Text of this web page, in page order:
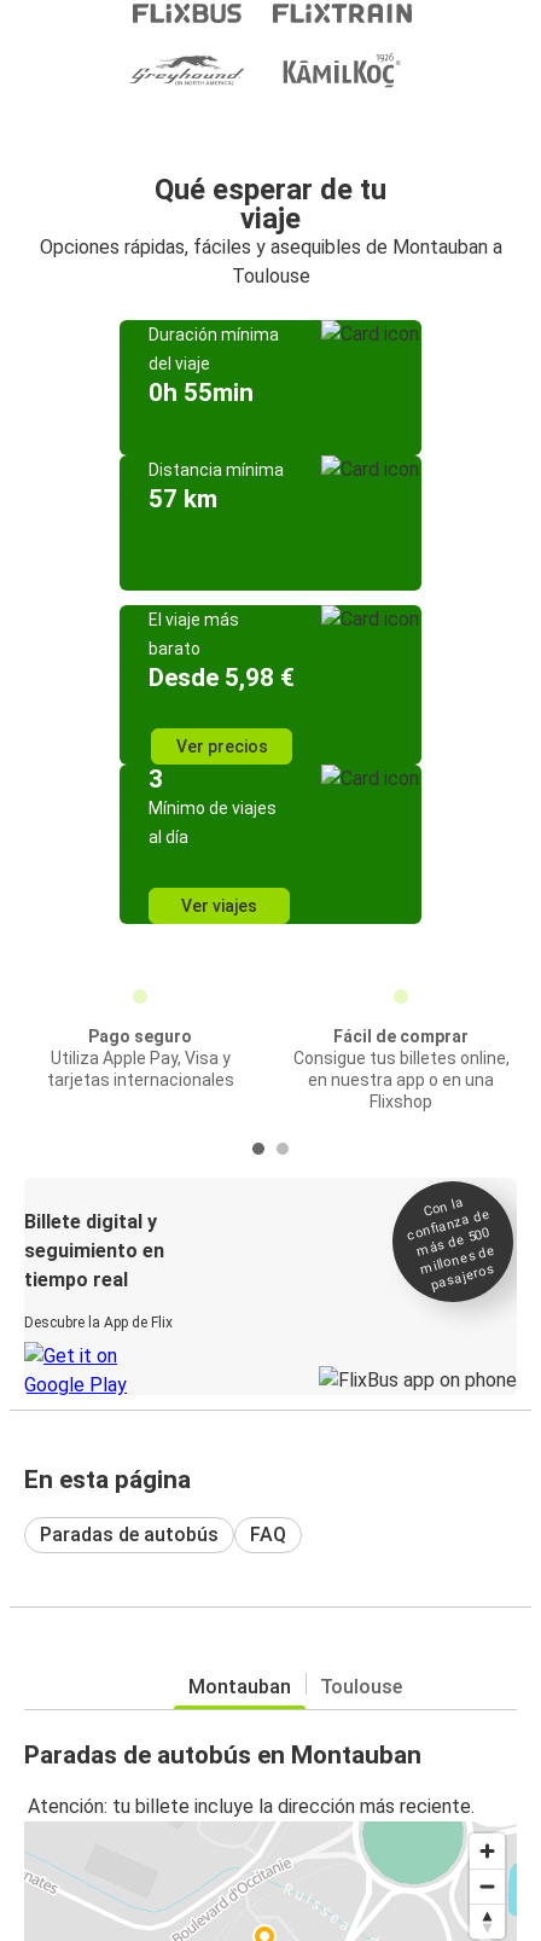
Qué esperar de tu
viaje
Opciones rápidas, fáciles y asequibles de Montauban a
Toulouse
Duración mínima
del viaje
0h 55min
Distancia mínima
57 km
El viaje más
barato
Desde 5,98 €
Ver precios
3
Mínimo de viajes
al día
Ver viajes
Pago seguro
Utiliza Apple Pay, Visa y
tarjetas internacionales
Fácil de comprar
Consigue tus billetes online,
en nuestra app o en una
Flixshop
Billete digital y
seguimiento en
tiempo real
Descubre la App de Flix
Con la
confianza de
más de 500
millones de
pasajeros
En esta página
Paradas de autobús FAQ
Montauban Toulouse
Paradas de autobús en Montauban
Atención: tu billete incluye la dirección más reciente.